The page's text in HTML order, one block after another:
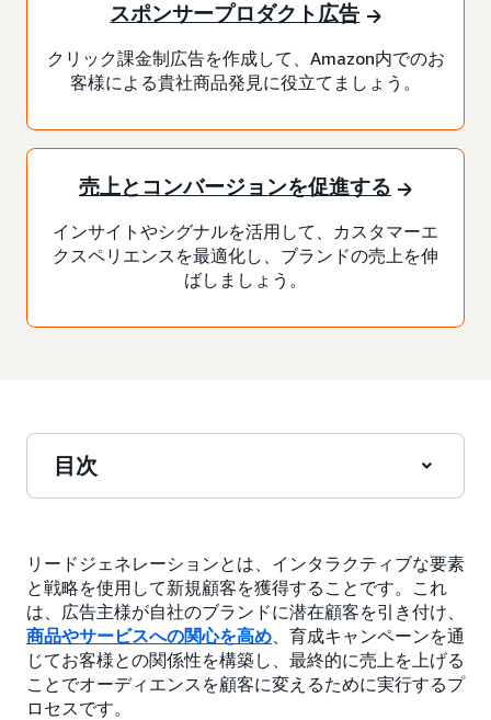
スポンサープロダクト広告
クリック課金制広告を作成して、Amazon内でのお
客様による貴社商品発見に役立てましょう。
売上とコンバージョンを促進する
インサイトやシグナルを活用して、カスタマーエ
クスペリエンスを最適化し、ブランドの売上を伸
ばしましょう。
目次
リードジェネレーションとは、インタラクティブな要素
と戦略を使用して新規顧客を獲得することです。これ
は、広告主様が自社のブランドに潜在顧客を引き付け、
商品やサービスへの関心を高め 、育成キャンペーンを通
じてお客様との関係性を構築し、最終的に売上を上げる
ことでオーディエンスを顧客に変えるために実行するプ
ロセスです。